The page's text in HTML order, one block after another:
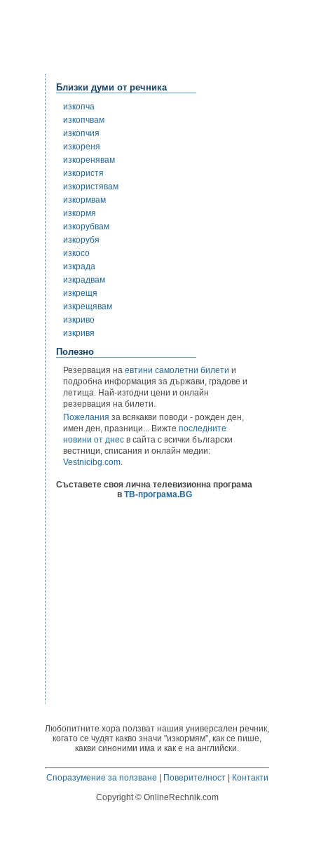
Близки думи от речника
изкопча
изкопчвам
изкопчия
изкореня
изкоренявам
изкористя
изкористявам
изкормвам
изкормя
изкорубвам
изкорубя
изкосо
изкрада
изкрадвам
изкрещя
изкрещявам
изкриво
изкривя
Полезно
Резервация на евтини самолетни билети и
подробна информация за държави, градове и
летища. Най-изгодни цени и онлайн
резервация на билети.
Пожелания за всякакви поводи - рожден ден,
имен ден, празници... Вижте последните
новини от днес в сайта с всички български
вестници, списания и онлайн медии:
Vestnicibg.com.
Съставете своя лична телевизионна програма
в ТВ-програма.BG
Любопитните хора ползват нашия универсален речник,
когато се чудят какво значи "изкормям", как се пише,
какви синоними има и как е на английски.
Споразумение за ползване Поверителност|
Контакти
Copyright © OnlineRechnik.com